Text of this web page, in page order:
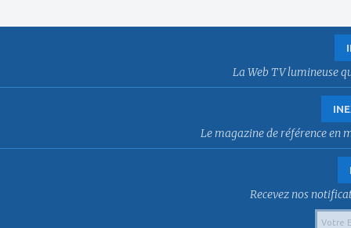
La Web TV lumineuse
Le magazine de référence en
Recevez nos